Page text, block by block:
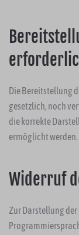
Die Bereitstellung
gesetzlich, noch
die korrekte
ermöglicht werden.
Widerruf
Zur Darstellung